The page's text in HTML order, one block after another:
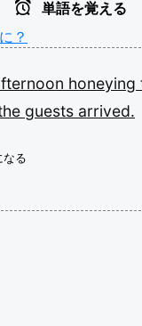
単語を覚える
？
honeying
guests arrived.
なる